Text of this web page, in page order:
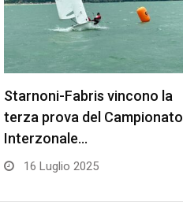
Starnoni-Fabris vincono la
terza prova del Campionato
Interzonale…
16 Luglio 2025